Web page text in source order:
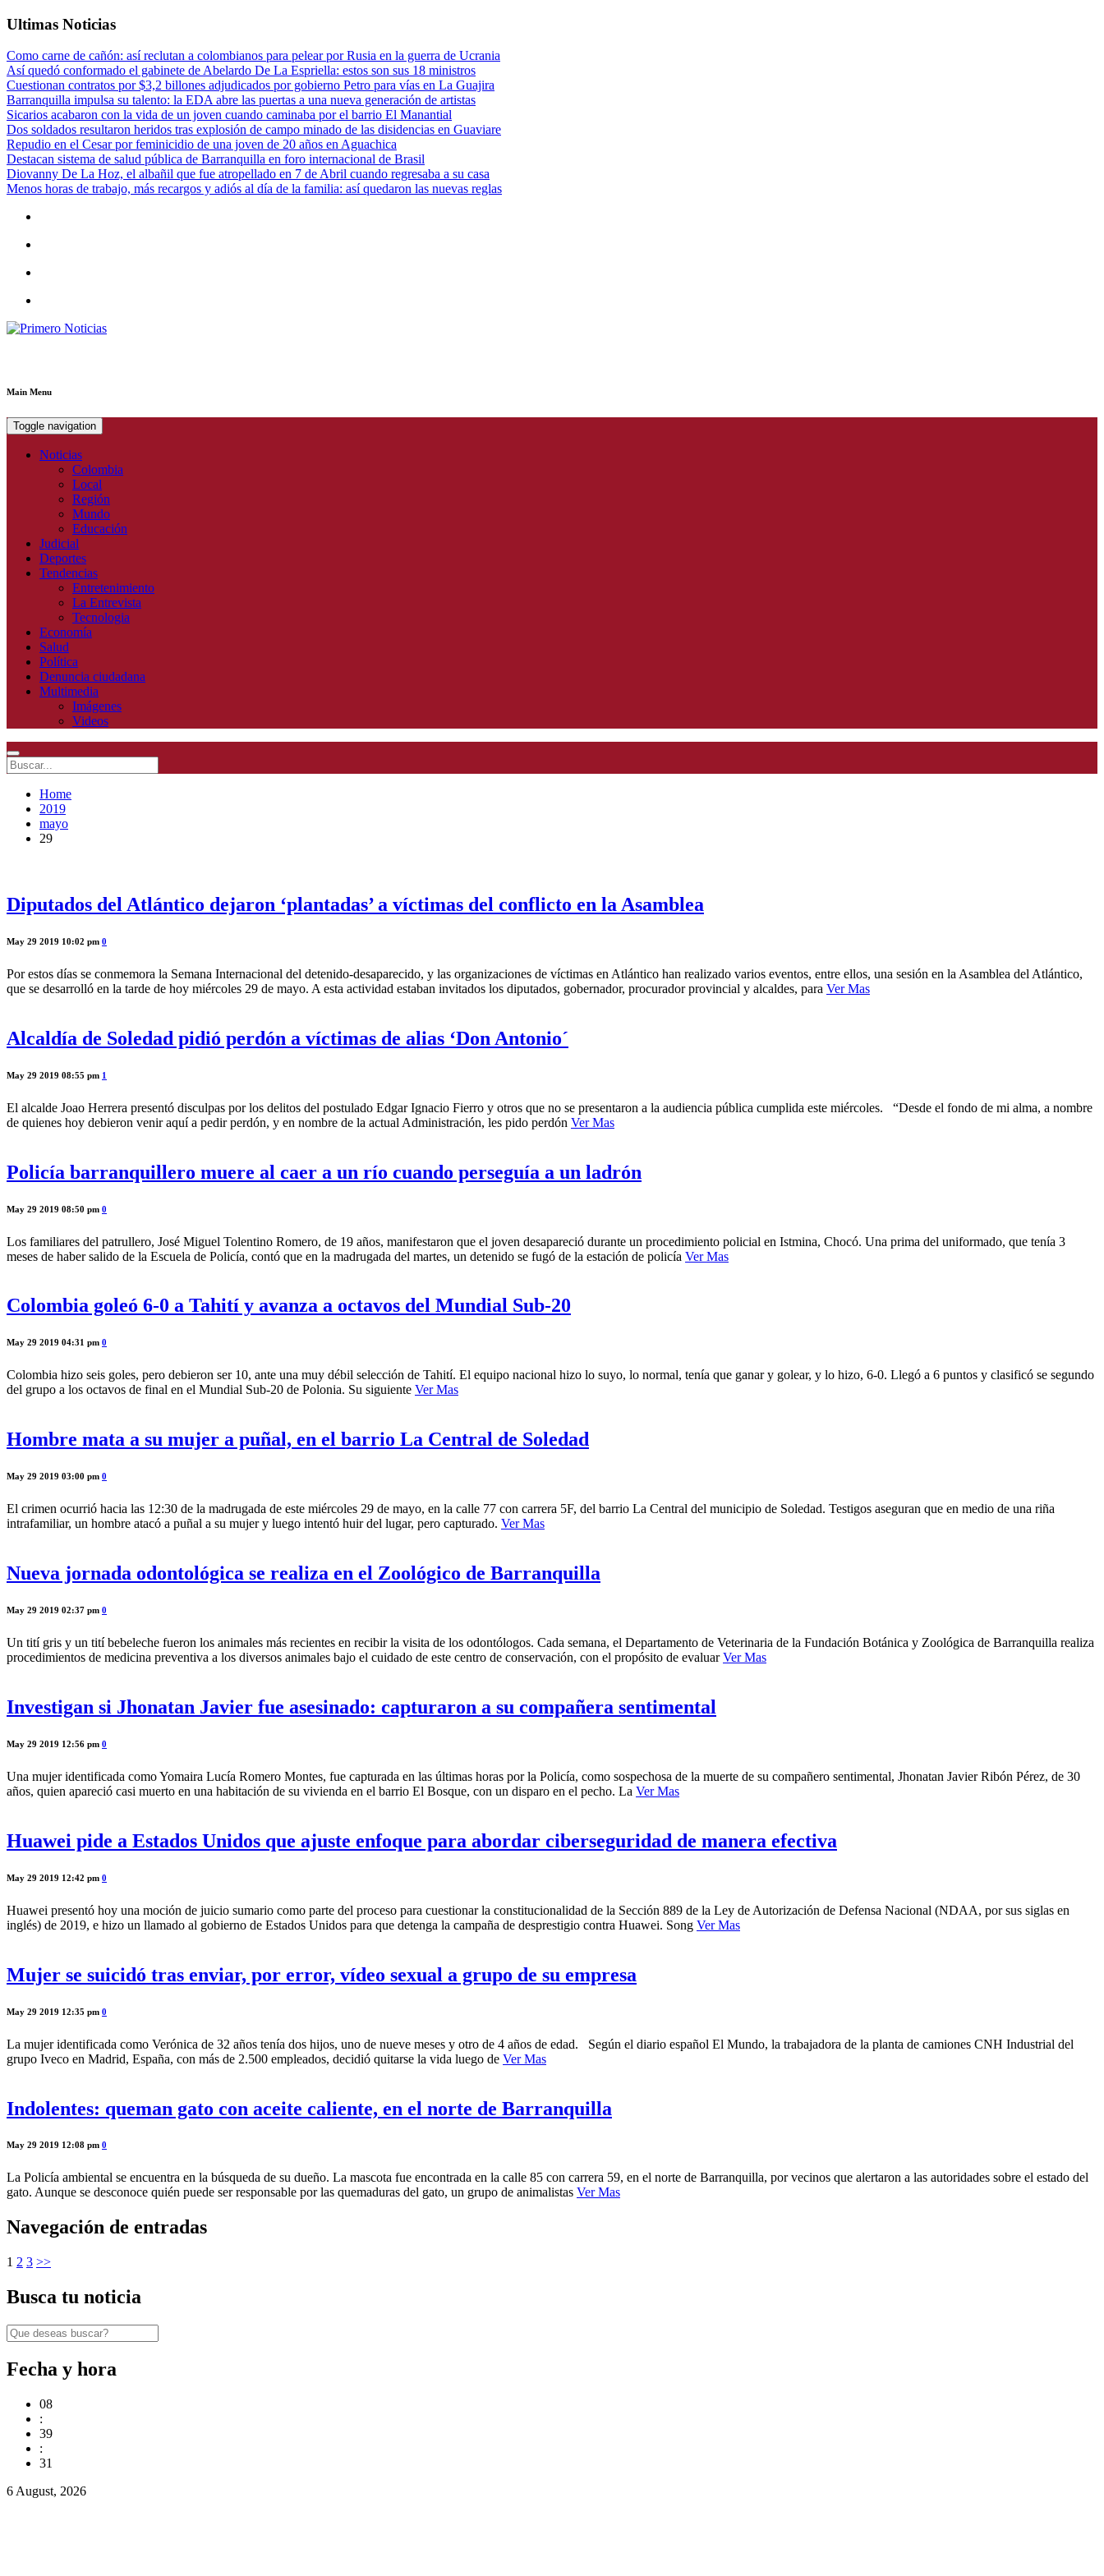
Ultimas Noticias
Como carne de cañón: así reclutan a colombianos para pelear por Rusia en la guerra de Ucrania
Así quedó conformado el gabinete de Abelardo De La Espriella: estos son sus 18 ministros
Cuestionan contratos por $3,2 billones adjudicados por gobierno Petro para vías en La Guajira
Barranquilla impulsa su talento: la EDA abre las puertas a una nueva generación de artistas
Sicarios acabaron con la vida de un joven cuando caminaba por el barrio El Manantial
Dos soldados resultaron heridos tras explosión de campo minado de las disidencias en Guaviare
Repudio en el Cesar por feminicidio de una joven de 20 años en Aguachica
Destacan sistema de salud pública de Barranquilla en foro internacional de Brasil
Diovanny De La Hoz, el albañil que fue atropellado en 7 de Abril cuando regresaba a su casa
Menos horas de trabajo, más recargos y adiós al día de la familia: así quedaron las nuevas reglas
Main Menu
Toggle navigation
Noticias
Colombia
Local
Región
Mundo
Educación
Judicial
Deportes
Tendencias
Entretenimiento
La Entrevista
Tecnologia
Economía
Salud
Política
Denuncia ciudadana
Multimedia
Imágenes
Videos
Home
2019
mayo
29
Diputados del Atlántico dejaron ‘plantadas’ a víctimas del conflicto en la Asamblea
May 29 2019 10:02 pm 0
Por estos días se conmemora la Semana Internacional del detenido-desaparecido, y las organizaciones de víctimas en Atlántico han realizado varios eventos, entre ellos, una sesión en la Asamblea del Atlántico,
que se desarrolló en la tarde de hoy miércoles 29 de mayo. A esta actividad estaban invitados los diputados, gobernador, procurador provincial y alcaldes, para Ver Mas
Alcaldía de Soledad pidió perdón a víctimas de alias ‘Don Antonio´
May 29 2019 08:55 pm 1
El alcalde Joao Herrera presentó disculpas por los delitos del postulado Edgar Ignacio Fierro y otros que no se presentaron a la audiencia pública cumplida este miércoles. “Desde el fondo de mi alma, a nombre
de quienes hoy debieron venir aquí a pedir perdón, y en nombre de la actual Administración, les pido perdón Ver Mas
Policía barranquillero muere al caer a un río cuando perseguía a un ladrón
May 29 2019 08:50 pm 0
Los familiares del patrullero, José Miguel Tolentino Romero, de 19 años, manifestaron que el joven desapareció durante un procedimiento policial en Istmina, Chocó. Una prima del uniformado, que tenía 3
meses de haber salido de la Escuela de Policía, contó que en la madrugada del martes, un detenido se fugó de la estación de policía Ver Mas
Colombia goleó 6-0 a Tahití y avanza a octavos del Mundial Sub-20
May 29 2019 04:31 pm 0
Colombia hizo seis goles, pero debieron ser 10, ante una muy débil selección de Tahití. El equipo nacional hizo lo suyo, lo normal, tenía que ganar y golear, y lo hizo, 6-0. Llegó a 6 puntos y clasificó se segundo
del grupo a los octavos de final en el Mundial Sub-20 de Polonia. Su siguiente Ver Mas
Hombre mata a su mujer a puñal, en el barrio La Central de Soledad
May 29 2019 03:00 pm 0
El crimen ocurrió hacia las 12:30 de la madrugada de este miércoles 29 de mayo, en la calle 77 con carrera 5F, del barrio La Central del municipio de Soledad. Testigos aseguran que en medio de una riña
intrafamiliar, un hombre atacó a puñal a su mujer y luego intentó huir del lugar, pero capturado. Ver Mas
Nueva jornada odontológica se realiza en el Zoológico de Barranquilla
May 29 2019 02:37 pm 0
Un tití gris y un tití bebeleche fueron los animales más recientes en recibir la visita de los odontólogos. Cada semana, el Departamento de Veterinaria de la Fundación Botánica y Zoológica de Barranquilla realiza
procedimientos de medicina preventiva a los diversos animales bajo el cuidado de este centro de conservación, con el propósito de evaluarVer Mas
Investigan si Jhonatan Javier fue asesinado: capturaron a su compañera sentimental
May 29 2019 12:56 pm 0
Una mujer identificada como Yomaira Lucía Romero Montes, fue capturada en las últimas horas por la Policía, como sospechosa de la muerte de su compañero sentimental, Jhonatan Javier Ribón Pérez, de 30
años, quien apareció casi muerto en una habitación de su vivienda en el barrio El Bosque, con un disparo en el pecho. La Ver Mas
Huawei pide a Estados Unidos que ajuste enfoque para abordar ciberseguridad de manera efectiva
May 29 2019 12:42 pm 0
Huawei presentó hoy una moción de juicio sumario como parte del proceso para cuestionar la constitucionalidad de la Sección 889 de la Ley de Autorización de Defensa Nacional (NDAA, por sus siglas en
inglés) de 2019, e hizo un llamado al gobierno de Estados Unidos para que detenga la campaña de desprestigio contra Huawei. Song Ver Mas
Mujer se suicidó tras enviar, por error, vídeo sexual a grupo de su empresa
May 29 2019 12:35 pm 0
La mujer identificada como Verónica de 32 años tenía dos hijos, uno de nueve meses y otro de 4 años de edad. Según el diario español El Mundo, la trabajadora de la planta de camiones CNH Industrial del
grupo Iveco en Madrid, España, con más de 2.500 empleados, decidió quitarse la vida luego de Ver Mas
Indolentes: queman gato con aceite caliente, en el norte de Barranquilla
May 29 2019 12:08 pm 0
La Policía ambiental se encuentra en la búsqueda de su dueño. La mascota fue encontrada en la calle 85 con carrera 59, en el norte de Barranquilla, por vecinos que alertaron a las autoridades sobre el estado del
gato. Aunque se desconoce quién puede ser responsable por las quemaduras del gato, un grupo de animalistas Ver Mas
Navegación de entradas
1 2 3 >>
Busca tu noticia
Fecha y hora
08
:
39
:
32
6 August, 2026